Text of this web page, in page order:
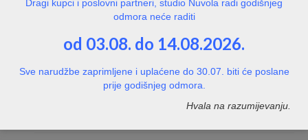
Natpisne pločice za vrata
Naljepnice / znakovi
Naljepnice / znakovi zabrane
Dragi kupci i poslovni partneri, studio Nuvola radi godišnjeg
odmora neće raditi
od 03.08. do 14.08.2026.
Sve narudžbe zaprimljene i uplaćene do 30.07. biti će poslane
prije godišnjeg odmora.
Hvala na razumijevanju.